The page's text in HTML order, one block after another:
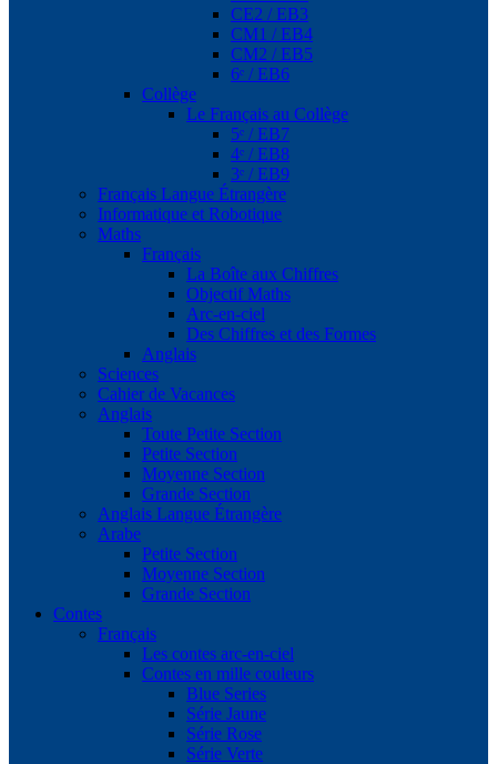
CE2 / EB3
CM1 / EB4
CM2 / EB5
6ᵉ / EB6
Collège
Le Français au Collège
5ᵉ / EB7
4ᵉ / EB8
3ᵉ / EB9
Français Langue Étrangère
Informatique et Robotique
Maths
Français
La Boîte aux Chiffres
Objectif Maths
Arc-en-ciel
Des Chiffres et des Formes
Anglais
Sciences
Cahier de Vacances
Anglais
Toute Petite Section
Petite Section
Moyenne Section
Grande Section
Anglais Langue Étrangère
Arabe
Petite Section
Moyenne Section
Grande Section
Contes
Français
Les contes arc-en-ciel
Contes en mille couleurs
Blue Series
Série Jaune
Série Rose
Série Verte